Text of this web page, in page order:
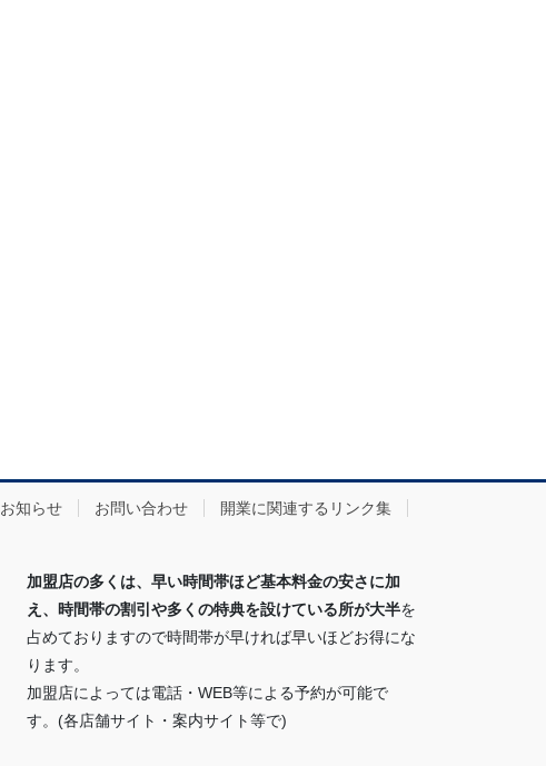
お知らせ お問い合わせ 開業に関連するリンク集
加盟店の多くは、早い時間帯ほど基本料金の安さに加
え、時間帯の割引や多くの特典を設けている所が大半を
占めておりますので時間帯が早ければ早いほどお得にな
ります。
加盟店によっては電話・WEB等による予約が可能で
す。(各店舗サイト・案内サイト等で)